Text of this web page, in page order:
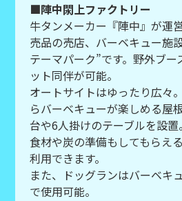
■陣中閖上ファクトリー
牛タンメーカー『陣中』が運
売品の売店、バーベキュー施
テーマパーク”です。野外ブ
ット同伴が可能。
オートサイトはゆったり広々
らバーベキューが楽しめる屋
台や6人掛けのテーブルを設置。
食材や炭の準備もしてもらえ
利用できます。
また、ドッグランはバーベキ
で使用可能。